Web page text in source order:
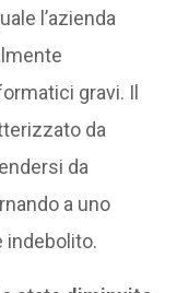
l’azienda
gravi. Il
da
da
a uno
indebolito.